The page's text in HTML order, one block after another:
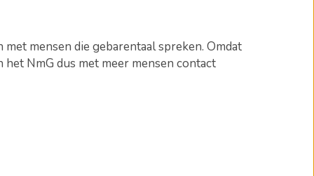
mensen die gebarentaal spreken. Omdat
NmG dus met meer mensen contact